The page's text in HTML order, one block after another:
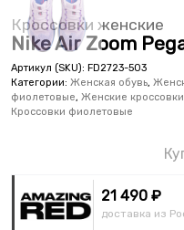
Кроссовки женские
Nike Air Zoom
Артикул (SKU): FD2723-503
Категории: Женская обувь,
фиолетовые, Женские
Кроссовки фиолетовые
21 490 ₽
доставка из